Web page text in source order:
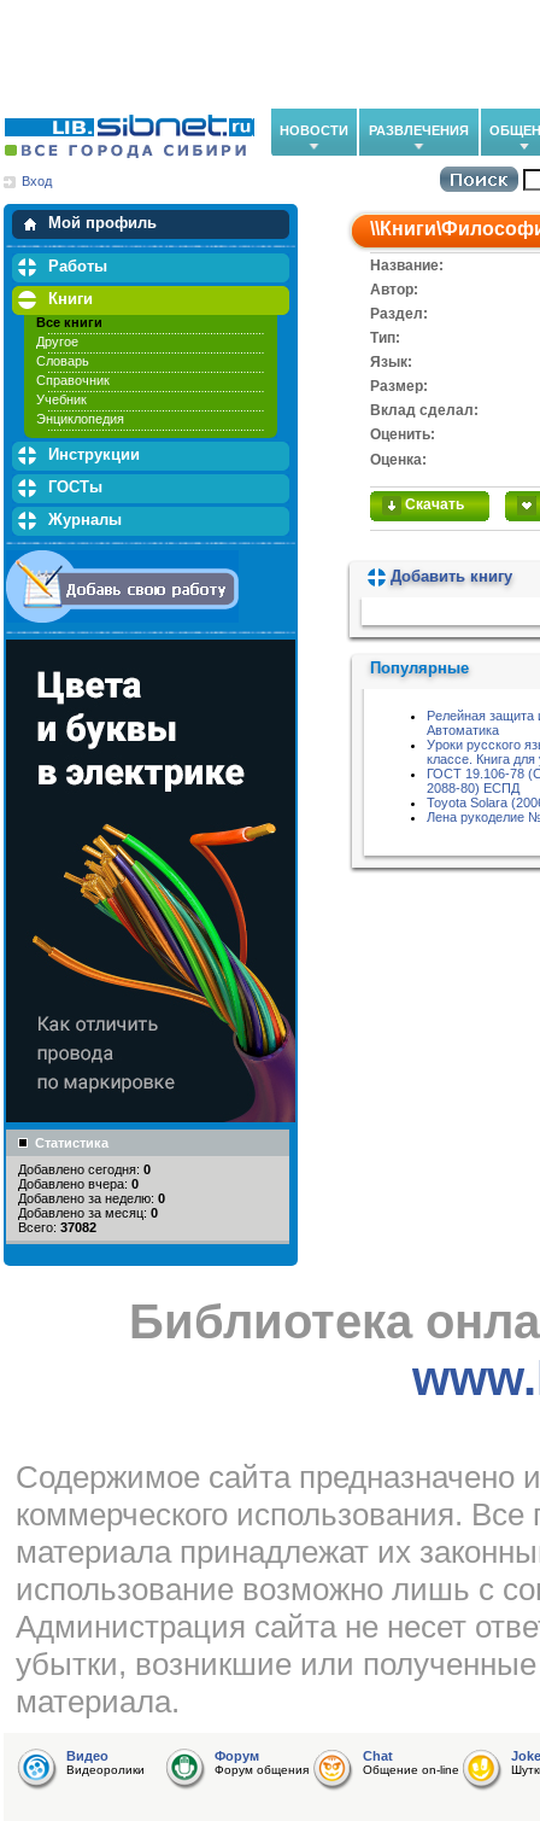
НОВОСТИ РАЗВЛЕЧЕНИЯ
Вход
Мой профиль
Мои закладки
Работы
Книги
Все книги
Другое
Словарь
Справочник
Учебник
Энциклопедия
Инструкции
ГОСТы
Журналы
Статистика
Добавлено сегодня: 0
Добавлено вчера: 0
Добавлено за неделю: 0
Добавлено за месяц: 0
Всего: 37082
\\Книги\
Название:
Автор:
Раздел:
Тип:
Язык:
Размер:
Вклад сделал:
Оценить:
Оценка:
Скачать
Добавить книгу
Популярные
Релейная защита
Автоматика
Уроки русского
классе. Книга для
ГОСТ 19.106-78
2088-80) ЕСПД
Toyota Solara
Лена рукоделие
Библиотека
Cодержимое сайта предназначено
коммерческого использования.
материала принадлежат их
использование возможно лишь с
Администрация сайта не несет
убытки, возникшие или
материала.
Видео
Видеоролики
Форум
Форум общения
Chat
Общение on-line
Joke